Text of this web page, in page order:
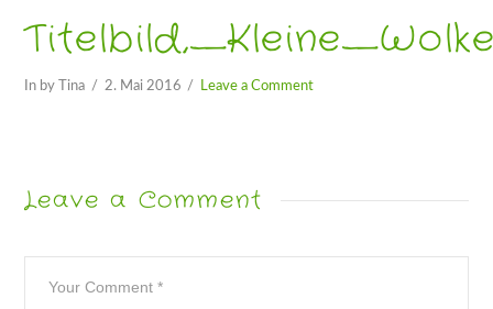
In by Tina 2. Mai 2016 Leave a Comment
Leave a Comment